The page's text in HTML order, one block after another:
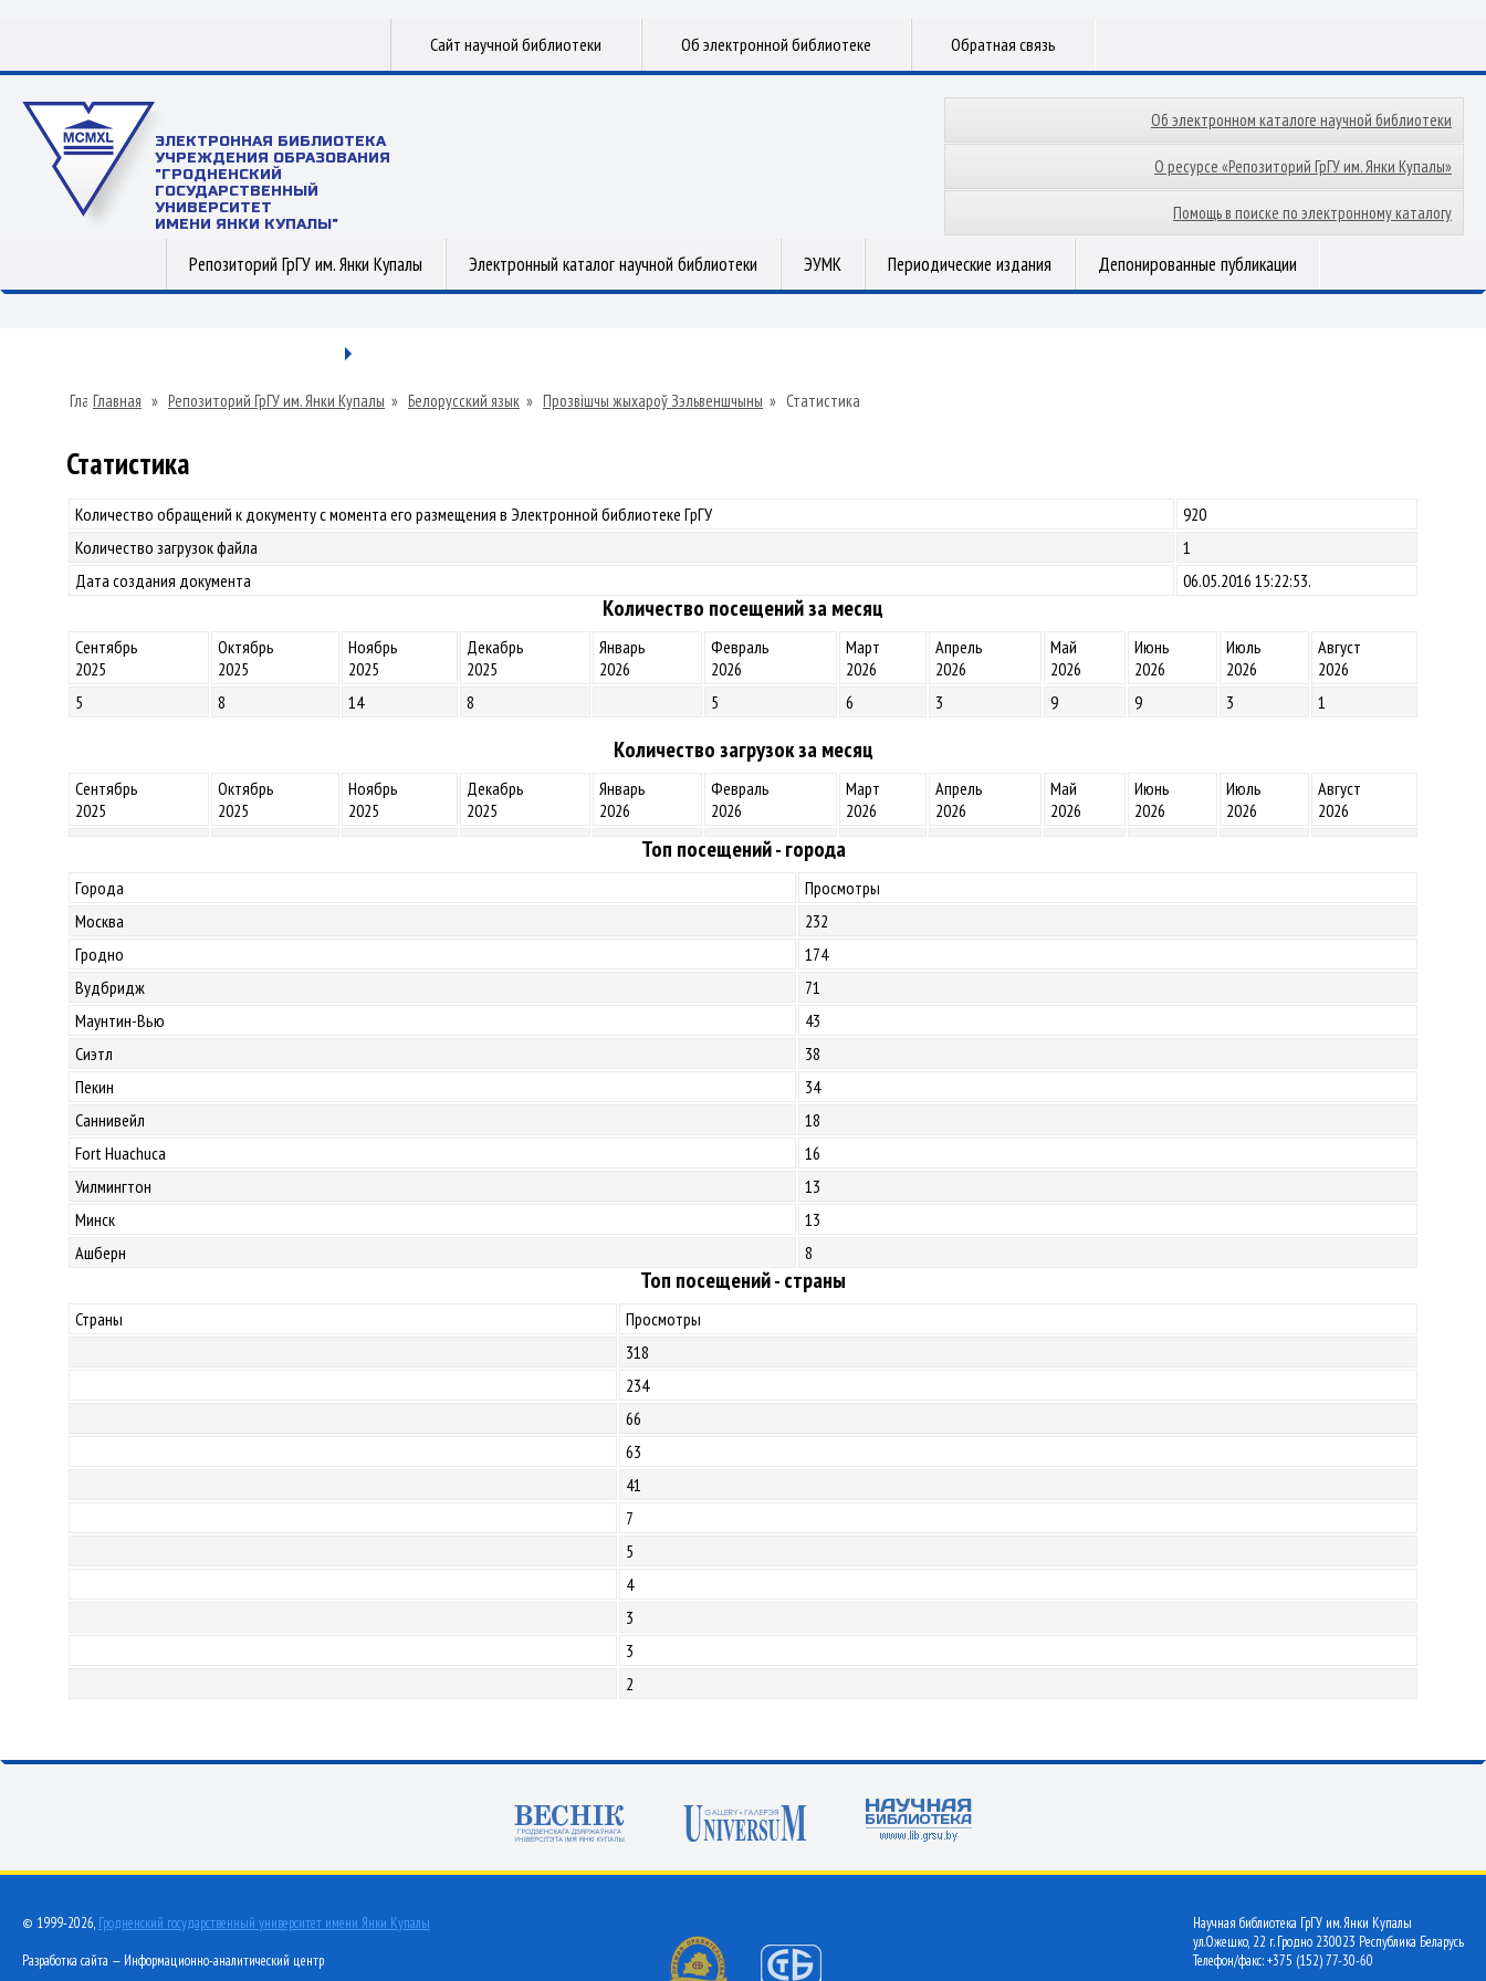
Сайт научной библиотеки Об электронной библиотеке Обратная связь
ЭЛЕКТРОННАЯ БИБЛИОТЕКА
УЧРЕЖДЕНИЯ ОБРАЗОВАНИЯ
"ГРОДНЕНСКИЙ
ГОСУДАРСТВЕННЫЙ
УНИВЕРСИТЕТ
ИМЕНИ ЯНКИ КУПАЛЫ"
Об электронном каталоге научной библиотеки
О ресурсе «Репозиторий ГрГУ им. Янки Купалы»
Помощь в поиске по электронному каталогу
Репозиторий ГрГУ им. Янки Купалы Электронный каталог научной библиотеки ЭУМК Периодические издания Депонированные публикации
Главная » Репозиторий ГрГУ им. Янки Купалы » Белорусский язык » Прозвішчы жыхароў Зэльвеншчыны » Статистика
Статистика
Количество обращений к документу с момента его размещения в Электронной библиотеке ГрГУ
920
Количество загрузок файла
1
Дата создания документа
06.05.2016 15:22:53.
Количество посещений за месяц
Сентябрь
2025
Октябрь
2025
Ноябрь
2025
Декабрь
2025
Январь
2026
Февраль
2026
Март
2026
Апрель
2026
Май
2026
Июнь
2026
Июль
2026
Август
2026
5
8 14 8 5 6 3 9 9 3 1
Количество загрузок за месяц
Сентябрь
2025
Октябрь
2025
Ноябрь
2025
Декабрь
2025
Январь
2026
Февраль
2026
Март
2026
Апрель
2026
Май
2026
Июнь
2026
Июль
2026
Август
2026
Топ посещений - города
Города
Просмотры
Москва
232
Гродно
174
Вудбридж
71
Маунтин-Вью
43
Сиэтл
38
Пекин
34
Саннивейл
18
Fort Huachuca
16
Уилмингтон
13
Минск
13
Ашберн
8
Топ посещений - страны
Страны
Просмотры
318
234
66
63
41
7
5
4
3
3
2
© 1999-2026, Гродненский государственный университет имени Янки Купалы
Разработка сайта — Информационно-аналитический центр
Научная библиотека ГрГУ им. Янки Купалы
ул.Ожешко, 22 г. Гродно 230023 Республика Беларусь
Телефон/факс: +375 (152) 77-30-60